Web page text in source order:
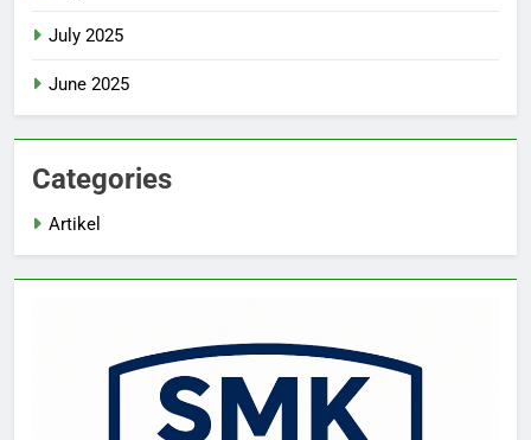
July 2025
June 2025
Categories
Artikel